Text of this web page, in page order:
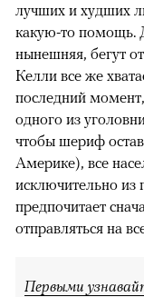
лучших и худших
какую-то помощь.
нынешняя, бегут
Келли все же
последний
одного из
чтобы шериф
Америке), все
исключительно из
предпочитает
отправляться на
Первыми